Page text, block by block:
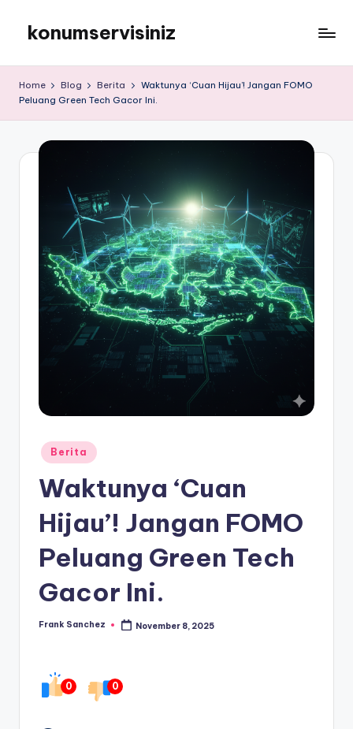
content
konumservisiniz
Home Blog Berita
Waktunya ‘Cuan Hijau’! Jangan FOMO
Peluang Green Tech Gacor Ini.
Posted
in
Berita
Waktunya ‘Cuan
Hijau’! Jangan FOMO
Peluang Green Tech
Gacor Ini.
Posted
Frank Sanchez November 8, 2025
0 0